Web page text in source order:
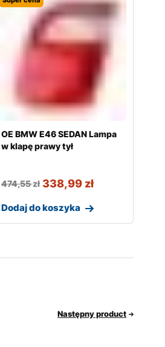
OE BMW E46 SEDAN Lampa
w klapę prawy tył
474,55zł 338,99 zł
Dodaj do koszyka
Następny product